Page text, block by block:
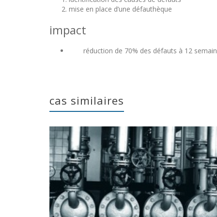
mise en place d’une défauthèque
impact
réduction de 70% des défauts à 12
cas similaires